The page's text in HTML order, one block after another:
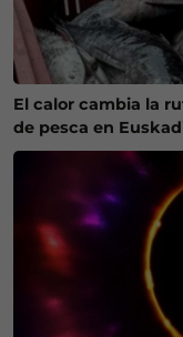
El calor cambia la
de pesca en